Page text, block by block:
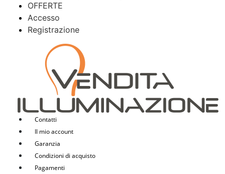
OFFERTE
Accesso
Registrazione
Contatti
Il mio account
Garanzia
Condizioni di acquisto
Pagamenti